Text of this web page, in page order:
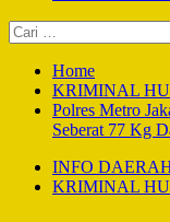
Cari
untuk:
Home
KRIMINAL
Polres Metro
Seberat 77 Kg
INFO
KRIMINAL